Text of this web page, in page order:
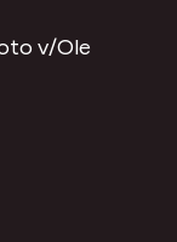
v/Ole